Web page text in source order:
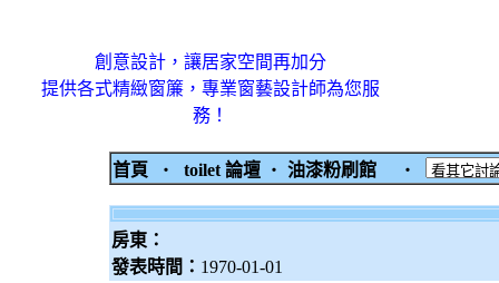
創意設計，讓居家空間再加分
提供各式精緻窗簾，專業窗藝設計師為您服
務！
首頁 ‧ toilet 論壇 ‧ 油漆粉刷館 ‧
房東：
發表時間： 1970-01-01